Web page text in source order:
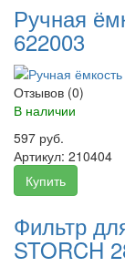
Ручная
622003
Отзывов (0)
В наличии
597 руб.
Артикул: 210404
Купить
Фильтр
STORCH